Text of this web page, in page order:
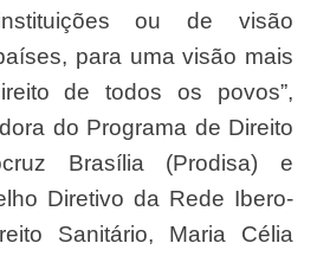
ou de visão
para uma visão mais
de todos os povos”,
do Programa de Direito
Brasília (Prodisa) e
Diretivo da Rede Ibero-
Sanitário, Maria Célia